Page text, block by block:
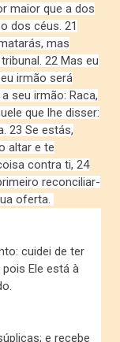
maior que a dos
dos céus. 21
mas
22 Mas eu
irmão será
seu irmão: Raca,
que lhe disser:
23 Se estás,
altar e te
contra ti, 24
reconciliar-
oferta.
cuidei de ter
Ele está à
e recebe